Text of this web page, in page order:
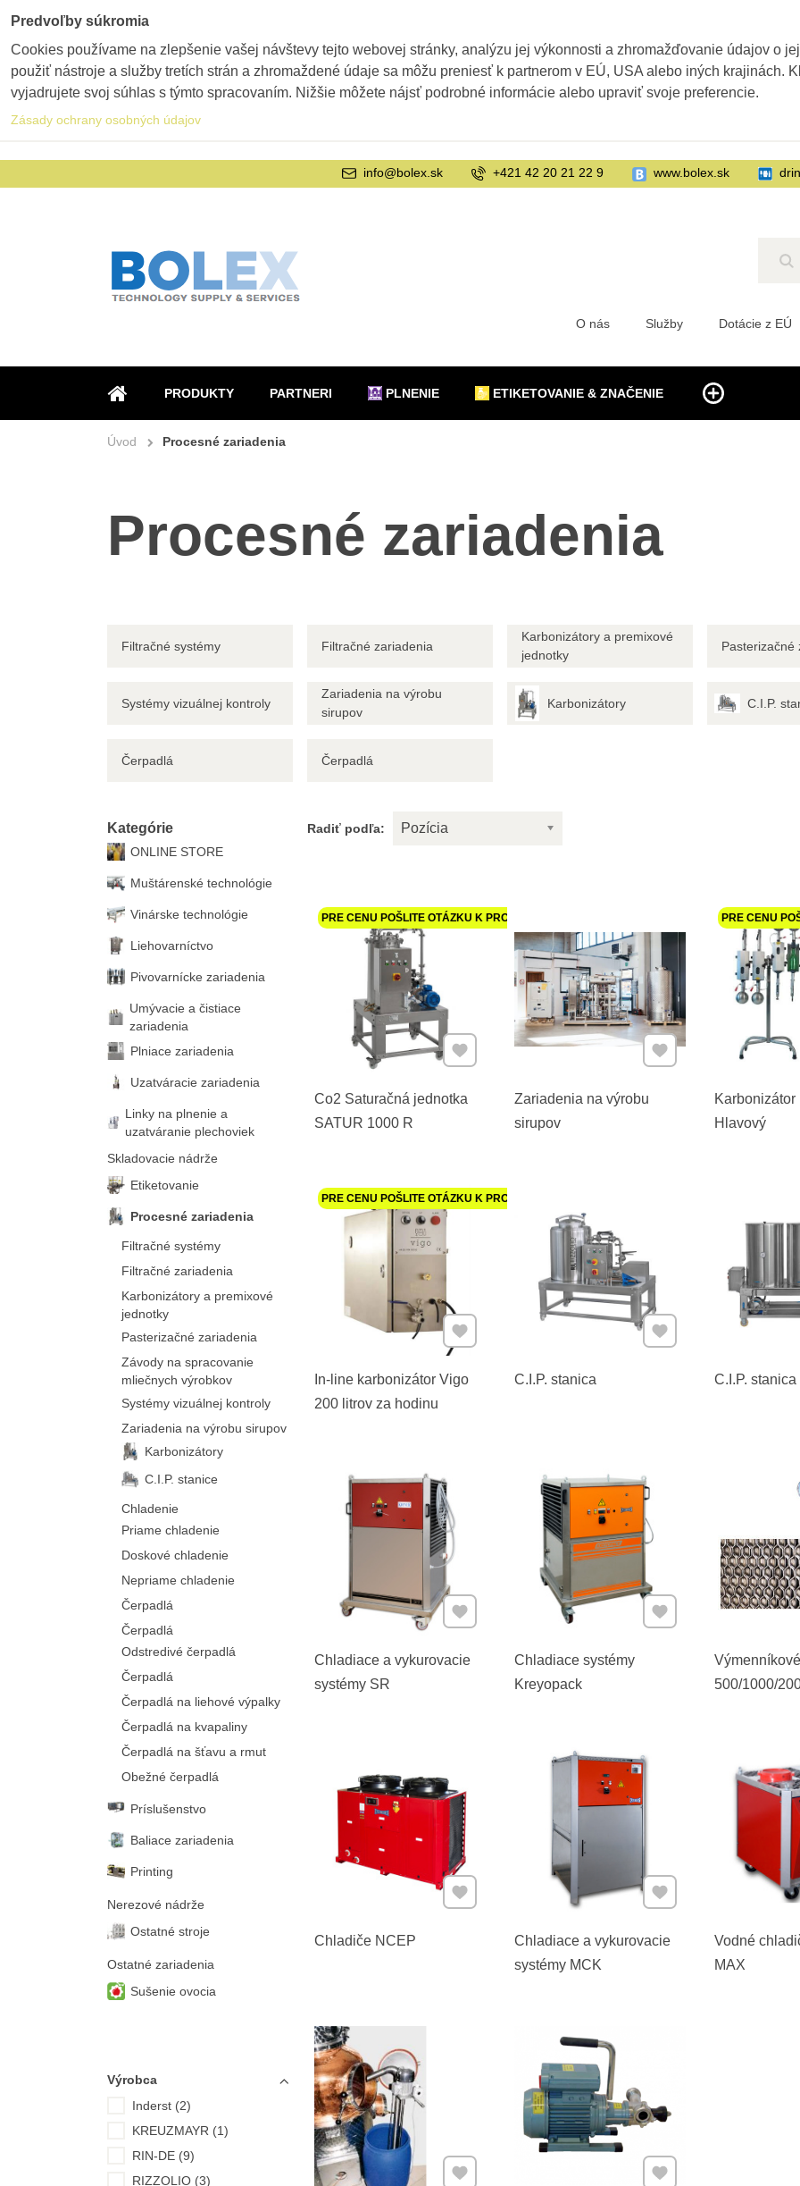
ÚVOD
PRODUKTY PARTNERI PLNENIE ETIKETOVANIE & ZNAČENIE
O nás Služby Dotácie z EÚ
info@bolex.sk +421 42 20 21 22 9 www.bolex.sk
Úvod Procesné zariadenia
Procesné zariadenia
Filtračné systémy Filtračné zariadenia
Karbonizátory a premixové
jednotky
Pasterizačné
Systémy vizuálnej kontroly
Zariadenia na výrobu
sirupov
Karbonizátory C.I.P.
Čerpadlá Čerpadlá
Radiť podľa: Pozícia
Co2 Saturačná jednotka
SATUR 1000 R
PRE CENU POŠLITE OTÁZKU K PRODUKTU
Pridať k Obľúbeným
Zariadenia na výrobu
sirupov
Pridať k Obľúbeným
Karbonizátor
Hlavový
PRE CENU
In-line karbonizátor Vigo
200 litrov za hodinu
PRE CENU POŠLITE OTÁZKU K PRODUKTU
Pridať k Obľúbeným
C.I.P. stanica
Pridať k Obľúbeným
C.I.P. stanica
Chladiace a vykurovacie
systémy SR
Pridať k Obľúbeným
Chladiace systémy
Kreyopack
Pridať k Obľúbeným
500/1000/
Chladiče NCEP
Pridať k Obľúbeným
Chladiace a vykurovacie
systémy MCK
Pridať k Obľúbeným
Vodné
MAX
Pridať k Obľúbeným Pridať k Obľúbeným
Kategórie
ONLINE STORE
Muštárenské technológie
Vinárske technológie
Liehovarníctvo
Pivovarnícke zariadenia
Umývacie a čistiace
zariadenia
Plniace zariadenia
Uzatváracie zariadenia
Linky na plnenie a
uzatváranie plechoviek
Skladovacie nádrže
Etiketovanie
Procesné zariadenia
Filtračné systémy
Filtračné zariadenia
Karbonizátory a premixové
jednotky
Pasterizačné zariadenia
Závody na spracovanie
mliečnych výrobkov
Systémy vizuálnej kontroly
Zariadenia na výrobu sirupov
Karbonizátory
C.I.P. stanice
Chladenie
Priame chladenie
Doskové chladenie
Nepriame chladenie
Čerpadlá
Čerpadlá
Odstredivé čerpadlá
Čerpadlá
Čerpadlá na liehové výpalky
Čerpadlá na kvapaliny
Čerpadlá na šťavu a rmut
Obežné čerpadlá
Príslušenstvo
Baliace zariadenia
Printing
Nerezové nádrže
Ostatné stroje
Ostatné zariadenia
Sušenie ovocia
Výrobca
Inderst (2)
KREUZMAYR (1)
RIN-DE (9)
RIZZOLIO (3)
Predvoľby súkromia
Cookies používame na zlepšenie vašej návštevy tejto webovej stránky, analýzu jej výkonnosti a zhromažďovanie údajov o
použiť nástroje a služby tretích strán a zhromaždené údaje sa môžu preniesť k partnerom v EÚ, USA alebo iných krajinách.
vyjadrujete svoj súhlas s týmto spracovaním. Nižšie môžete nájsť podrobné informácie alebo upraviť svoje preferencie.
Zásady ochrany osobných údajov